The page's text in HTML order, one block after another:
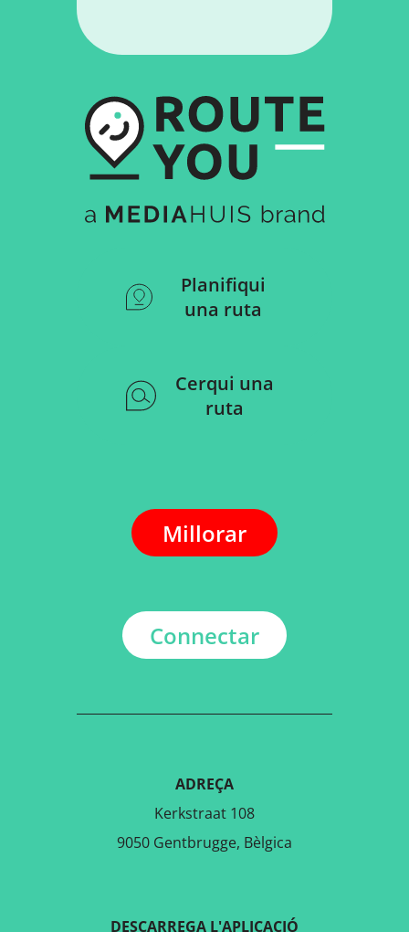
Planifiqui
una ruta
Cerqui una
ruta
Millorar
Connectar
ADREÇA
Kerkstraat 108
9050 Gentbrugge, Bèlgica
DESCARREGA L'APLICACIÓ